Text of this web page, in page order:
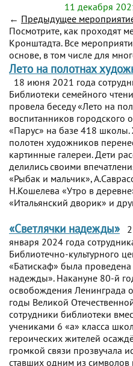
11 декабря
← Предыдущее
Посмотрите, как проходят
Кронштадта. Все
основе, в том числе для
Лето на полотнах
18 июня 2021 года
Библиотеки семейного
провела беседу «Лето на
воспитанников городского
«Парус» на базе 418
полотен художников
картинные галереи. Дети
делились своими
«Рыбак и мальчик»,
Н.Кошелева «Утро в
«Итальянский дворик» и
«Светлячки надежды»
января 2024 года
Библиотечно-культурного
«Батискаф» была
надежды». Накануне 80-й
освобождения Ленинграда
годы Великой
сотрудники библиотеки
учениками 6 «а» класса
героических жителей
громкой связи прозвучала
ставших одним из